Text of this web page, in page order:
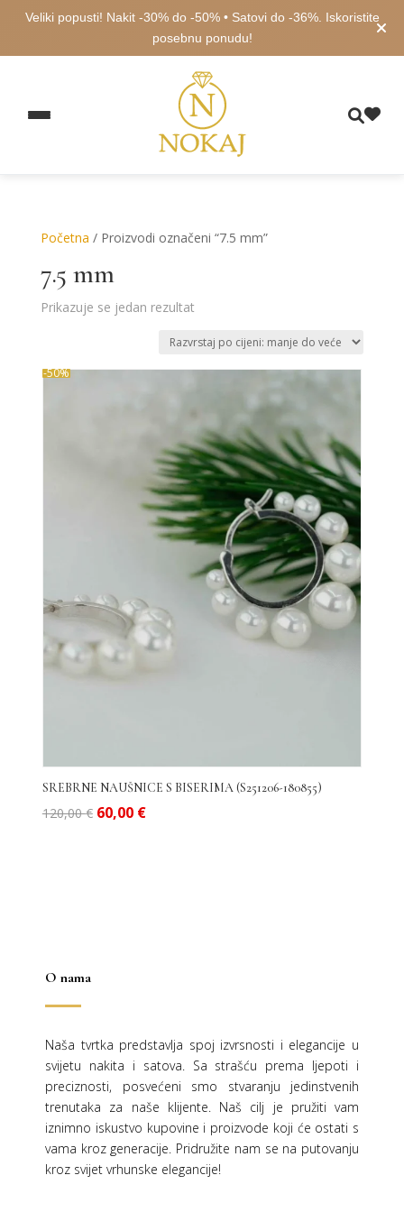
Veliki popusti! Nakit -30% do -50% • Satovi do -36%. Iskoristite
posebnu ponudu!
Početna / Proizvodi označeni “7.5 mm”
7.5 mm
Prikazuje se jedan rezultat
-50%
SREBRNE NAUŠNICE S BISERIMA (S251206-180855)
120,00€ Izvorna
60,00 €
O nama
Naša tvrtka predstavlja spoj izvrsnosti i elegancije u
svijetu nakita i satova. Sa strašću prema ljepoti i
preciznosti, posvećeni smo stvaranju jedinstvenih
trenutaka za naše klijente. Naš cilj je pružiti vam
iznimno iskustvo kupovine i proizvode koji će ostati s
vama kroz generacije. Pridružite nam se na putovanju
kroz svijet vrhunske elegancije!